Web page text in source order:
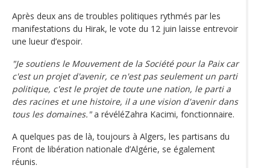
Après deux ans de troubles politiques rythmés par les
manifestations du Hirak, le vote du 12 juin laisse entrevoir
une lueur d’espoir.
"Je soutiens le Mouvement de la Société pour la Paix car
c'est un projet d'avenir, ce n'est pas seulement un parti
politique, c'est le projet de toute une nation, le parti a
des racines et une histoire, il a une vision d'avenir dans
tous les domaines."a révéléZahra Kacimi, fonctionnaire.
A quelques pas de là, toujours à Algers, les partisans du
Front de libération nationale d’Algérie, se également
réunis.